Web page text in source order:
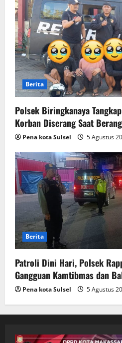
Berita
Polsek Biringkanaya
Korban Diserang Saat
Pena kota Sulsel 5 Agustus
Berita
Patroli Dini Hari, Polsek
Gangguan Kamtibmas dan
Pena kota Sulsel 5 Agustus